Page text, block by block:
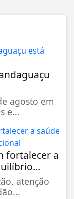
agosto em
e...
fortalecer a
atenção